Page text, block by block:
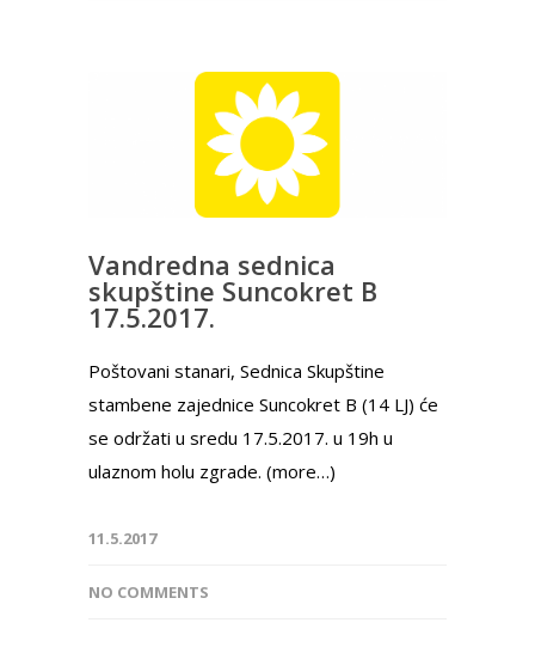
Vandredna sednica
skupštine Suncokret B
17.5.2017.
Poštovani stanari, Sednica Skupštine
stambene zajednice Suncokret B (14 LJ) će
se održati u sredu 17.5.2017. u 19h u
ulaznom holu zgrade. (more…)
11.5.2017
NO COMMENTS